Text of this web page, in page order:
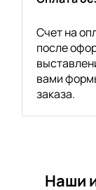
Счет на
после
вами
заказа.
Наши